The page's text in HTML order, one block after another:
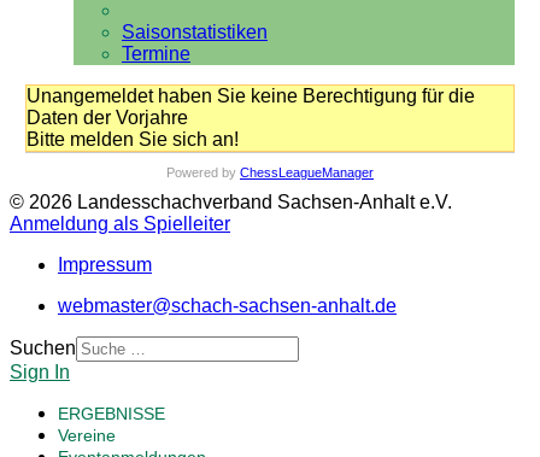
Saisonstatistiken
Termine
Unangemeldet haben Sie keine Berechtigung für die
Daten der Vorjahre
Bitte melden Sie sich an!
Powered by ChessLeagueManager
© 2026 Landesschachverband Sachsen-Anhalt e.V.
Anmeldung als Spielleiter
Impressum
webmaster@schach-sachsen-anhalt.de
Suchen
Sign In
ERGEBNISSE
Vereine